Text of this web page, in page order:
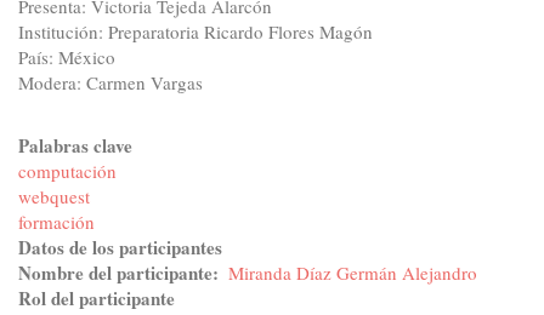
Presenta: Victoria Tejeda Alarcón
Institución: Preparatoria Ricardo Flores Magón
País: México
Modera: Carmen Vargas
Palabras clave
computación
webquest
formación
Datos de los participantes
Nombre del participante
Miranda Díaz Germán Alejandro
Rol del participante